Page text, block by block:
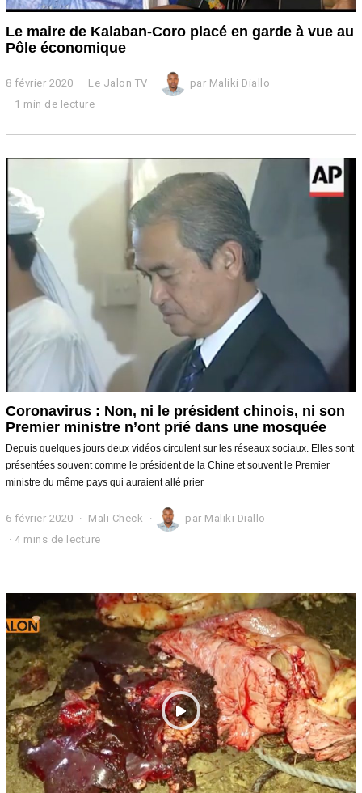
Le maire de Kalaban-Coro placé en garde à vue au
Pôle économique
8 février 2020
f
é
i
0
0
Le Jalon TV par Maliki Diallo
1 min de lecture
Coronavirus : Non, ni le président chinois, ni son
Premier ministre n’ont prié dans une mosquée
Depuis quelques jours deux vidéos circulent sur les réseaux sociaux. Elles sont
présentées souvent comme le président de la Chine et souvent le Premier
ministre du même pays qui auraient allé prier
6 février 2020
f
r
e
2
0
2
0
Mali Check par Maliki Diallo
4 mins de lecture